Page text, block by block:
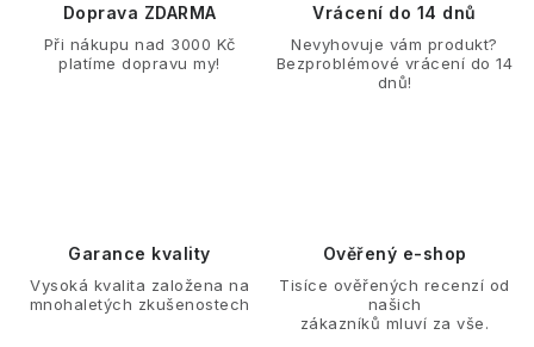
Doprava ZDARMA
Při nákupu nad 3000 Kč
platíme dopravu my!
Vrácení do 14 dnů
Nevyhovuje vám produkt?
Bezproblémové vrácení do 14
dnů!
Garance kvality
Vysoká kvalita založena na
mnohaletých zkušenostech
Ověřený e-shop
Tisíce ověřených recenzí od
našich
zákazníků mluví za vše.